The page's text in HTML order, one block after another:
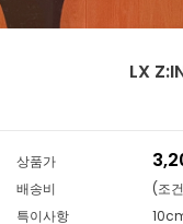
LX
상품가
배송비
(조
특이사항